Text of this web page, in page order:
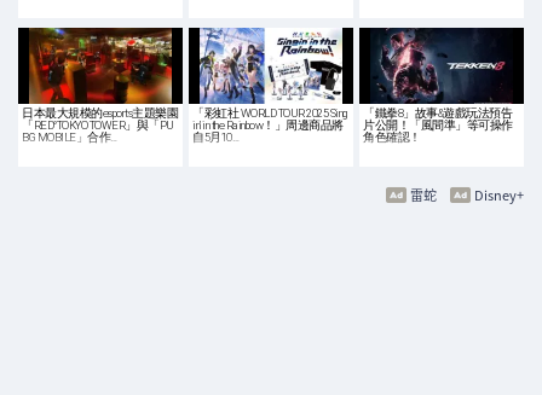
日本最大規模的esports主題樂園
「RED°TOKYO TOWER」與「PU
BG MOBILE」合作…
「彩虹社 WORLD TOUR 2025 Sing
in’ in the Rainbow！」周邊商品將
自5月10…
「鐵拳8」故事&遊戲玩法預告
片公開！「風間準」等可操作
角色確認！
Disney+
雷蛇